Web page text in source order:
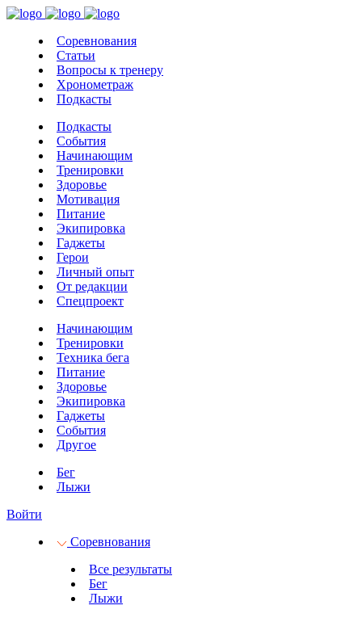
Соревнования
Статьи
Вопросы к тренеру
Хронометраж
Подкасты
Подкасты
События
Начинающим
Тренировки
Здоровье
Мотивация
Питание
Экипировка
Гаджеты
Герои
Личный опыт
От редакции
Спецпроект
Начинающим
Тренировки
Техника бега
Питание
Здоровье
Экипировка
Гаджеты
События
Другое
Бег
Лыжи
Войти
Соревнования
Все результаты
Бег
Лыжи